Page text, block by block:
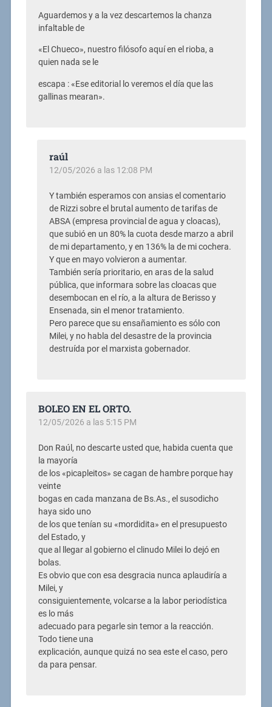
Aguardemos y a la vez descartemos la chanza
infaltable de
«El Chueco», nuestro filósofo aquí en el rioba, a
quien nada se le
escapa : «Ese editorial lo veremos el día que las
gallinas mearan».
raúl
12/05/2026 a las 12:08 PM
Y también esperamos con ansias el comentario
de Rizzi sobre el brutal aumento de tarifas de
ABSA (empresa provincial de agua y cloacas),
que subió en un 80% la cuota desde marzo a abril
de mi departamento, y en 136% la de mi cochera.
Y que en mayo volvieron a aumentar.
También sería prioritario, en aras de la salud
pública, que informara sobre las cloacas que
desembocan en el río, a la altura de Berisso y
Ensenada, sin el menor tratamiento.
Pero parece que su ensañamiento es sólo con
Milei, y no habla del desastre de la provincia
destruída por el marxista gobernador.
BOLEO EN EL ORTO.
12/05/2026 a las 5:15 PM
Don Raúl, no descarte usted que, habida cuenta que
la mayoría
de los «picapleitos» se cagan de hambre porque hay
veinte
bogas en cada manzana de Bs.As., el susodicho
haya sido uno
de los que tenían su «mordidita» en el presupuesto
del Estado, y
que al llegar al gobierno el clinudo Milei lo dejó en
bolas.
Es obvio que con esa desgracia nunca aplaudiría a
Milei, y
consiguientemente, volcarse a la labor periodística
es lo más
adecuado para pegarle sin temor a la reacción.
Todo tiene una
explicación, aunque quizá no sea este el caso, pero
da para pensar.